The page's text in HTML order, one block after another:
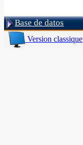
Base de datos
Version classique